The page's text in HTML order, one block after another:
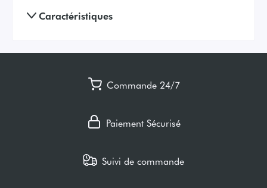
Caractéristiques
Commande 24/7
Paiement Sécurisé
Suivi de commande